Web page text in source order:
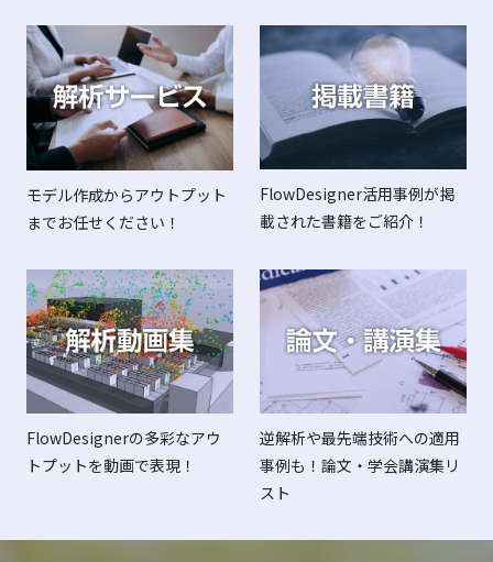
モデル作成からアウトプット
までお任せください！
FlowDesigner活用事例が掲
載された書籍をご紹介！
FlowDesignerの多彩なアウ
トプットを動画で表現！
逆解析や最先端技術への適用
事例も！論文・学会講演集リ
スト